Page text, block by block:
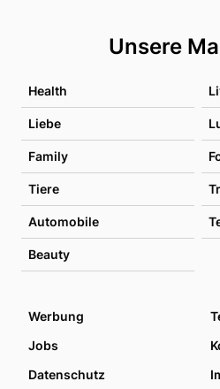
Unsere
Health
Liebe
Family
Tiere
Automobile
Beauty
Werbung
Jobs
Datenschutz